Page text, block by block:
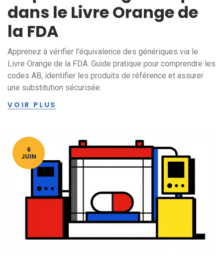
dans le Livre Orange de
la FDA
Apprenez à vérifier l'équivalence des génériques via le
Livre Orange de la FDA. Guide pratique pour comprendre les
codes AB, identifier les produits de référence et assurer
une substitution sécurisée.
VOIR PLUS
6
JUIN